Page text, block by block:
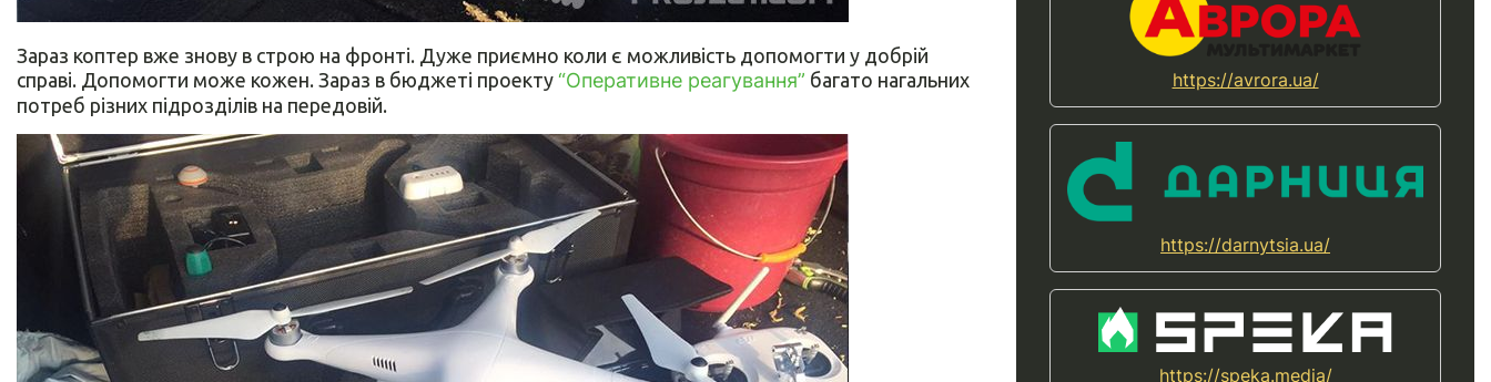
Зараз коптер вже знову в строю на фронті. Дуже приємно коли є можливість допомогти у добрій
справі. Допомогти може кожен. Зараз в бюджеті проекту “Оперативне реагування” багато нагальних
потреб різних підрозділів на передовій.
https://avrora.ua/
https://darnytsia.ua/
https://speka.media/